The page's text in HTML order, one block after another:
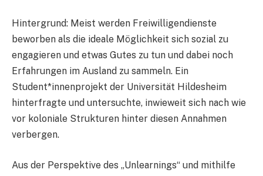
Hintergrund: Meist werden Freiwilligendienste
beworben als die ideale Möglichkeit sich sozial zu
engagieren und etwas Gutes zu tun und dabei noch
Erfahrungen im Ausland zu sammeln. Ein
Student*innenprojekt der Universität Hildesheim
hinterfragte und untersuchte, inwieweit sich nach wie
vor koloniale Strukturen hinter diesen Annahmen
verbergen.
Aus der Perspektive des „Unlearnings“ und mithilfe